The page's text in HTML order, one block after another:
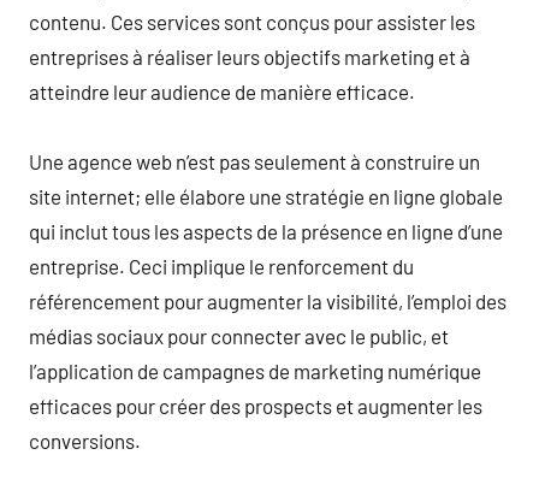
contenu. Ces services sont conçus pour assister les
entreprises à réaliser leurs objectifs marketing et à
atteindre leur audience de manière efficace.
Une agence web n’est pas seulement à construire un
site internet; elle élabore une stratégie en ligne globale
qui inclut tous les aspects de la présence en ligne d’une
entreprise. Ceci implique le renforcement du
référencement pour augmenter la visibilité, l’emploi des
médias sociaux pour connecter avec le public, et
l’application de campagnes de marketing numérique
efficaces pour créer des prospects et augmenter les
conversions.